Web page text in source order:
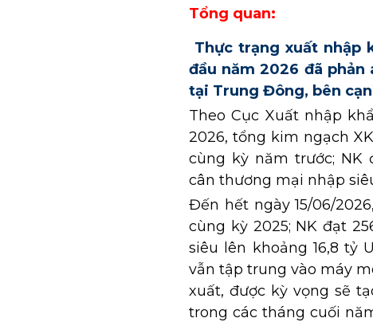
Tổng quan:
Thực trạng xuất nhập
đầu năm 2026 đã
tại Trung Đông, bên
Theo Cục Xuất nhập
2026, tổng kim ngạch XK
cùng kỳ năm trước; NK
cân thương mại nhập
Đến hết ngày 15/06/
cùng kỳ 2025; NK đạt
siêu lên khoảng 16,8 tỷ
vẫn tập trung vào máy
xuất, được kỳ vọng sẽ
trong các tháng cuối